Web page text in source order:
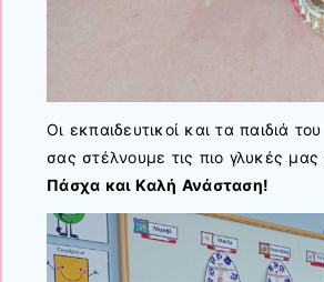
Οι εκπαιδευτικοί και τα παιδιά
σας στέλνουμε τις πιο γλυκές μας
Πάσχα και Καλή Ανάσταση!